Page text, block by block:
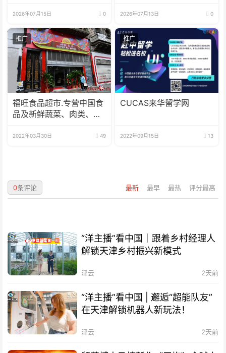
2026年07月15日 0 2026年07月13日 0
推广
福旺食品超市.专营中国食
品及新鲜蔬菜、肉类、
2022年03月30日 49
推广
CUCAS来华留学网
2022年09月15日 13
最新 最早 最热 评分最高
0条评论
“洋主播”看中国｜跟着乡村经理人
解锁天津乡村振兴新模式
津云 2天前
“洋主播”看中国 | 邂逅“超能队友”
在天津解锁机器人新玩法！
津云 2天前